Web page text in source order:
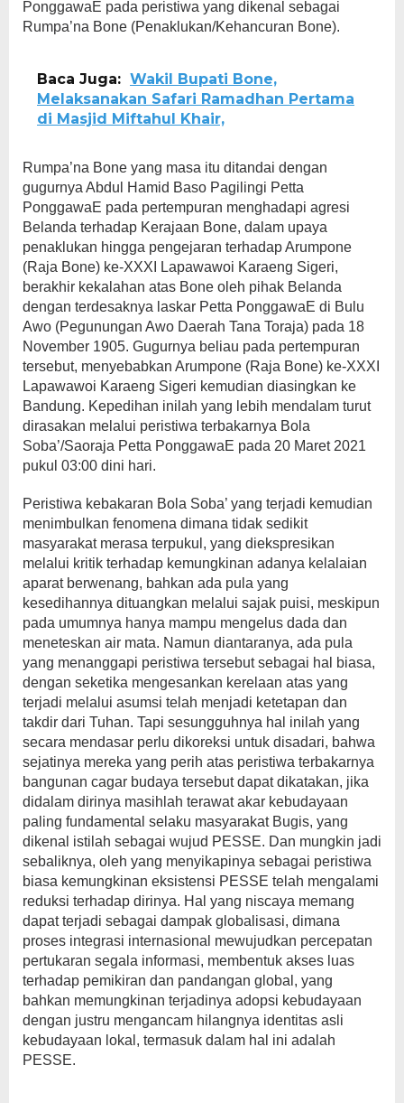
PonggawaE pada peristiwa yang dikenal sebagai
Rumpa’na Bone (Penaklukan/Kehancuran Bone).
Baca Juga: Wakil Bupati Bone,
Melaksanakan Safari Ramadhan Pertama
di Masjid Miftahul Khair,
Rumpa’na Bone yang masa itu ditandai dengan
gugurnya Abdul Hamid Baso Pagilingi Petta
PonggawaE pada pertempuran menghadapi agresi
Belanda terhadap Kerajaan Bone, dalam upaya
penaklukan hingga pengejaran terhadap Arumpone
(Raja Bone) ke-XXXI Lapawawoi Karaeng Sigeri,
berakhir kekalahan atas Bone oleh pihak Belanda
dengan terdesaknya laskar Petta PonggawaE di Bulu
Awo (Pegunungan Awo Daerah Tana Toraja) pada 18
November 1905. Gugurnya beliau pada pertempuran
tersebut, menyebabkan Arumpone (Raja Bone) ke-XXXI
Lapawawoi Karaeng Sigeri kemudian diasingkan ke
Bandung. Kepedihan inilah yang lebih mendalam turut
dirasakan melalui peristiwa terbakarnya Bola
Soba’/Saoraja Petta PonggawaE pada 20 Maret 2021
pukul 03:00 dini hari.
Peristiwa kebakaran Bola Soba’ yang terjadi kemudian
menimbulkan fenomena dimana tidak sedikit
masyarakat merasa terpukul, yang diekspresikan
melalui kritik terhadap kemungkinan adanya kelalaian
aparat berwenang, bahkan ada pula yang
kesedihannya dituangkan melalui sajak puisi, meskipun
pada umumnya hanya mampu mengelus dada dan
meneteskan air mata. Namun diantaranya, ada pula
yang menanggapi peristiwa tersebut sebagai hal biasa,
dengan seketika mengesankan kerelaan atas yang
terjadi melalui asumsi telah menjadi ketetapan dan
takdir dari Tuhan. Tapi sesungguhnya hal inilah yang
secara mendasar perlu dikoreksi untuk disadari, bahwa
sejatinya mereka yang perih atas peristiwa terbakarnya
bangunan cagar budaya tersebut dapat dikatakan, jika
didalam dirinya masihlah terawat akar kebudayaan
paling fundamental selaku masyarakat Bugis, yang
dikenal istilah sebagai wujud PESSE. Dan mungkin jadi
sebaliknya, oleh yang menyikapinya sebagai peristiwa
biasa kemungkinan eksistensi PESSE telah mengalami
reduksi terhadap dirinya. Hal yang niscaya memang
dapat terjadi sebagai dampak globalisasi, dimana
proses integrasi internasional mewujudkan percepatan
pertukaran segala informasi, membentuk akses luas
terhadap pemikiran dan pandangan global, yang
bahkan memungkinan terjadinya adopsi kebudayaan
dengan justru mengancam hilangnya identitas asli
kebudayaan lokal, termasuk dalam hal ini adalah
PESSE.